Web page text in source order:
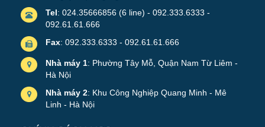
Tel: 024.35666856 (6 line) - 092.333.6333 -
092.61.61.666
Fax: 092.333.6333 - 092.61.61.666
Nhà máy 1: Phường Tây Mỗ, Quận Nam Từ Liêm -
Hà Nội
Nhà máy 2: Khu Công Nghiệp Quang Minh - Mê
Linh - Hà Nội